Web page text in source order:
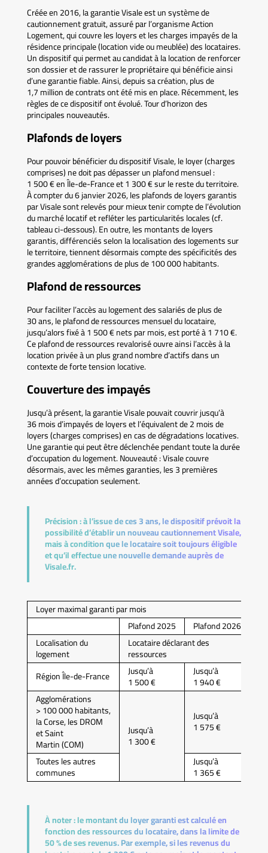
Créée en 2016, la garantie Visale est un système de
cautionnement gratuit, assuré par l’organisme Action
Logement, qui couvre les loyers et les charges impayés de la
résidence principale (location vide ou meublée) des locataires.
Un dispositif qui permet au candidat à la location de renforcer
son dossier et de rassurer le propriétaire qui bénéficie ainsi
d’une garantie fiable. Ainsi, depuis sa création, plus de
1,7 million de contrats ont été mis en place. Récemment, les
règles de ce dispositif ont évolué. Tour d’horizon des
principales nouveautés.
Plafonds de loyers
Pour pouvoir bénéficier du dispositif Visale, le loyer (charges
comprises) ne doit pas dépasser un plafond mensuel :
1 500 € en Île-de-France et 1 300 € sur le reste du territoire.
À compter du 6 janvier 2026, les plafonds de loyers garantis
par Visale sont relevés pour mieux tenir compte de l’évolution
du marché locatif et refléter les particularités locales (cf.
tableau ci-dessous). En outre, les montants de loyers
garantis, différenciés selon la localisation des logements sur
le territoire, tiennent désormais compte des spécificités des
grandes agglomérations de plus de 100 000 habitants.
Plafond de ressources
Pour faciliter l’accès au logement des salariés de plus de
30 ans, le plafond de ressources mensuel du locataire,
jusqu’alors fixé à 1 500 € nets par mois, est porté à 1 710 €.
Ce plafond de ressources revalorisé ouvre ainsi l’accès à la
location privée à un plus grand nombre d’actifs dans un
contexte de forte tension locative.
Couverture des impayés
Jusqu’à présent, la garantie Visale pouvait couvrir jusqu’à
36 mois d’impayés de loyers et l’équivalent de 2 mois de
loyers (charges comprises) en cas de dégradations locatives.
Une garantie qui peut être déclenchée pendant toute la durée
d’occupation du logement. Nouveauté : Visale couvre
désormais, avec les mêmes garanties, les 3 premières
années d’occupation seulement.
Précision :à l’issue de ces 3 ans, le dispositif prévoit la
possibilité d’établir un nouveau cautionnement Visale,
mais à condition que le locataire soit toujours éligible
et qu’il effectue une nouvelle demande auprès de
Visale.fr.
Loyer maximal garanti par mois
Plafond 2025
Plafond 2026
Localisation du
logement
Locataire déclarant des
ressources
Région Île-de-France
Jusqu’à
1 500 €
Jusqu’à
1 940 €
Agglomérations
> 100 000 habitants,
la Corse, les DROM
et Saint
Martin (COM)
Jusqu’à
1 300 €
Jusqu’à
1 575 €
Toutes les autres
communes
Jusqu’à
1 365 €
À noter :le montant du loyer garanti est calculé en
fonction des ressources du locataire, dans la limite de
50 % de ses revenus. Par exemple, si les revenus du